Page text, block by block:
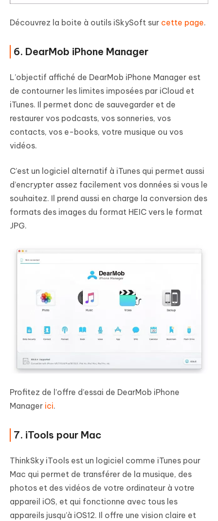
Découvrez la boite à outils iSkySoft sur cette page.
6. DearMob iPhone Manager
L’objectif affiché de DearMob iPhone Manager est
de contourner les limites imposées par iCloud et
iTunes. Il permet donc de sauvegarder et de
restaurer vos podcasts, vos sonneries, vos
contacts, vos e-books, votre musique ou vos
vidéos.
C’est un logiciel alternatif à iTunes qui permet aussi
d’encrypter assez facilement vos données si vous le
souhaitez. Il prend aussi en charge la conversion des
formats des images du format HEIC vers le format
JPG.
Profitez de l’offre d’essai de DearMob iPhone
Manager ici.
7. iTools pour Mac
ThinkSky iTools est un logiciel comme iTunes pour
Mac qui permet de transférer de la musique, des
photos et des vidéos de votre ordinateur à votre
appareil iOS, et qui fonctionne avec tous les
appareils jusqu’à iOS12. Il offre une vision claire et